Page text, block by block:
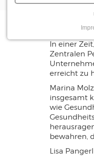
In einer
Zentralen
erreicht zu
Marina
insgesamt
wie
bewahren,
Lisa
Notwendige
grundlegende
einwandfreie
erforderlich.
Einverständnis-